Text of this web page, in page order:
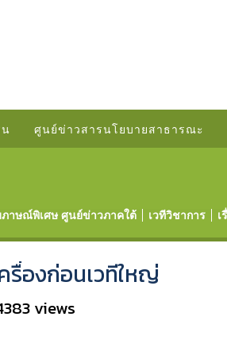
ศูนย์ข่าวสารนโยบายสาธารณะ
าษณ์พิเศษ ศูนย์ข่าวภาคใต้ เวทีวิชาการ เ
รื่องก่อนเวทีใหญ่
views